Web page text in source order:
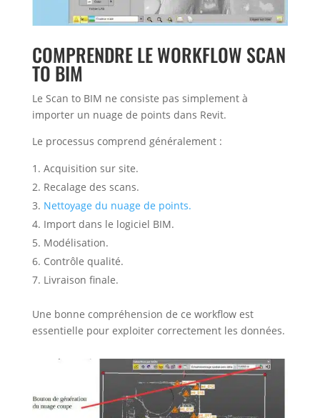
COMPRENDRE LE WORKFLOW SCAN
TO BIM
Le Scan to BIM ne consiste pas simplement à
importer un nuage de points dans Revit.
Le processus comprend généralement :
Acquisition sur site.
Recalage des scans.
Nettoyage du nuage de points.
Import dans le logiciel BIM.
Modélisation.
Contrôle qualité.
Livraison finale.
Une bonne compréhension de ce workflow est
essentielle pour exploiter correctement les données.